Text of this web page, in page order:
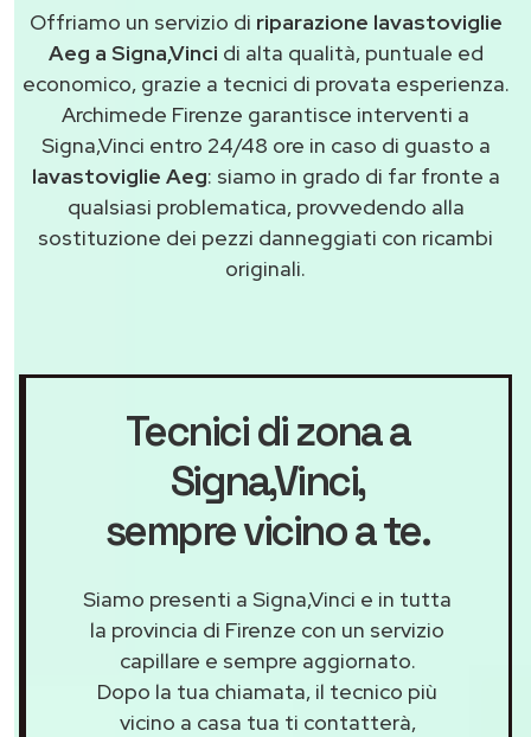
Offriamo un servizio di riparazione lavastoviglie
Aeg a Signa,Vinci di alta qualità, puntuale ed
economico, grazie a tecnici di provata esperienza.
Archimede Firenze garantisce interventi a
Signa,Vinci entro 24/48 ore in caso di guasto a
lavastoviglie Aeg: siamo in grado di far fronte a
qualsiasi problematica, provvedendo alla
sostituzione dei pezzi danneggiati con ricambi
originali.
Tecnici di zona a
Signa,Vinci,
sempre vicino a te.
Siamo presenti a Signa,Vinci e in tutta
la provincia di Firenze con un servizio
capillare e sempre aggiornato.
Dopo la tua chiamata, il tecnico più
vicino a casa tua ti contatterà,